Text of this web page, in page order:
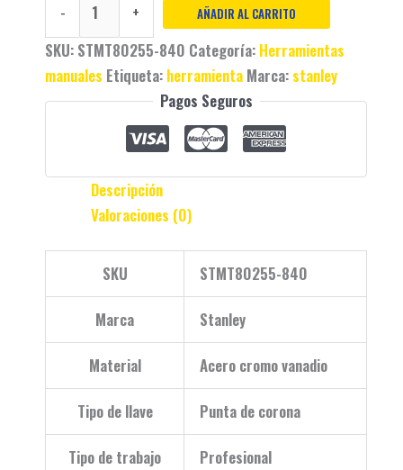
- + AÑADIR AL CARRITO
SKU: STMT80255-840 Categoría: Herramientas
manuales Etiqueta: herramienta Marca: stanley
Pagos Seguros
Descripción
Valoraciones (0)
SKU STMT80255-840
Marca Stanley
Material Acero cromo vanadio
Tipo de llave Punta de corona
Tipo de trabajo Profesional